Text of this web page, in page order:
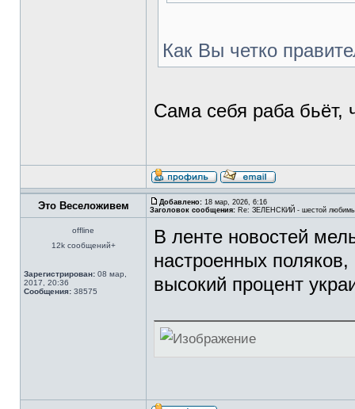
Как Вы четко
Сама себя раба бьёт,
Это Веселоживем Добавлено: 18 мар, 2026, 6:16
Заголовок сообщения: Re: ЗЕЛЕНСКИЙ - шестой
offline
12k сообщений+
Зарегистрирован: 08 мар,
2017, 20:36
Сообщения: 38575
В ленте новостей
настроенных
высокий процент